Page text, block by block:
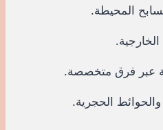
المحيطة.
عبر فرق متخصصة.
الحجرية.